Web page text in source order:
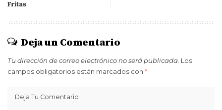
Fritas
Deja un Comentario
Tu dirección de correo electrónico no será publicada. Los
campos obligatorios están marcados con *